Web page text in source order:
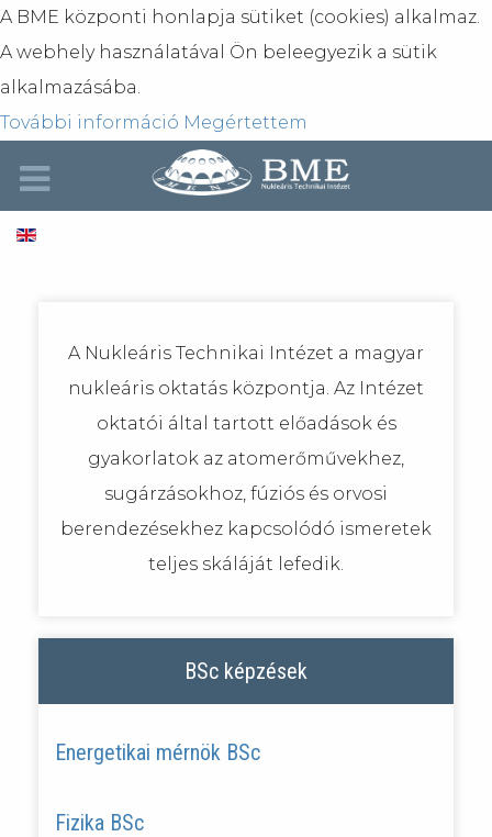
A BME központi honlapja sütiket (cookies) alkalmaz.
A webhely használatával Ön beleegyezik a sütik
alkalmazásába.
További információ Megértettem
A Nukleáris Technikai Intézet a magyar
nukleáris oktatás központja. Az Intézet
oktatói által tartott előadások és
gyakorlatok az atomerőművekhez,
sugárzásokhoz, fúziós és orvosi
berendezésekhez kapcsolódó ismeretek
teljes skáláját lefedik.
BSc képzések
Energetikai mérnök BSc
Fizika BSc